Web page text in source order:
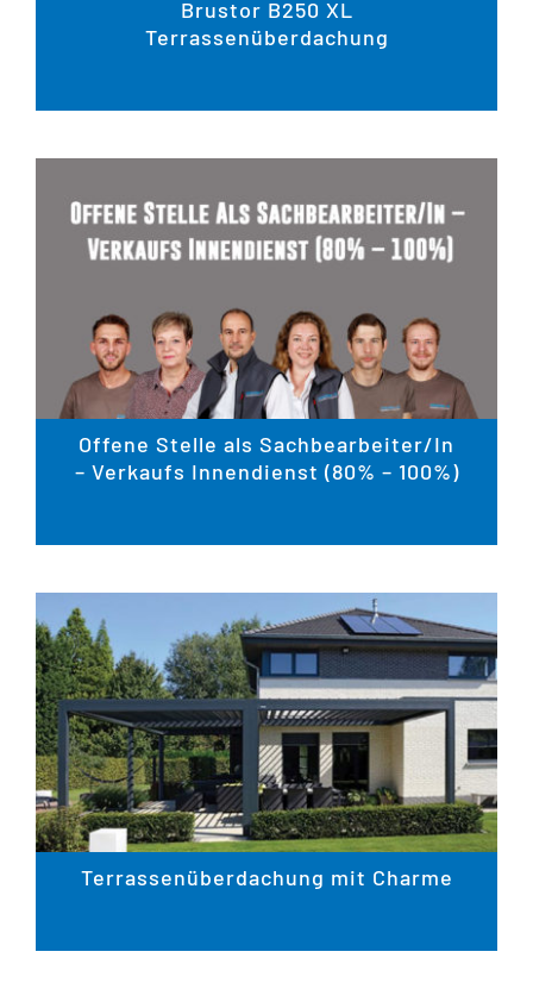
Brustor B250 XL
Terrassenüberdachung
Offene Stelle als Sachbearbeiter/In
– Verkaufs Innendienst (80% – 100%)
Terrassenüberdachung mit Charme